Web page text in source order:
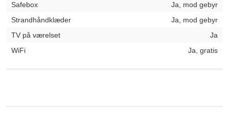
Safebox
Ja, mod gebyr
Strandhåndklæder
Ja, mod gebyr
TV på værelset
Ja
WiFi
Ja, gratis